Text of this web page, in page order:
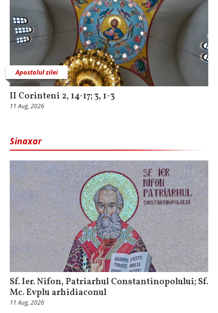
Apostolul zilei
II Corinteni 2, 14-17; 3, 1-3
11 Aug, 2026
Sinaxar
Sf. Ier. Nifon, Patriarhul Constantinopolului; Sf.
Mc. Evplu arhidiaconul
11 Aug, 2026